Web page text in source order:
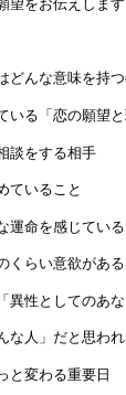
望をお伝えします
どんな意味を持
いる「恋の願望と
談をする相手
ていること
運命を感じている
くらい意欲がある
異性としてのあ
な人」だと思わ
と変わる重要日